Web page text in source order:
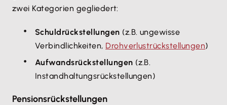
zwei Kategorien gegliedert:
Schuldrückstellungen (z.B. ungewisse
Verbindlichkeiten, Drohverlustrückstellungen)
Aufwandsrückstellungen (z.B.
Instandhaltungsrückstellungen)
Pensionsrückstellungen